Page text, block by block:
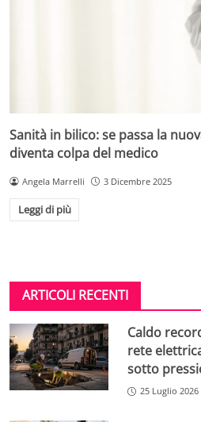
Sanità in bilico: se passa la
diventa colpa del medico
Angela Marrelli 3 Dicembre 2025
Leggi di più
ARTICOLI RECENTI
Caldo
rete
sotto
25 Luglio 2026